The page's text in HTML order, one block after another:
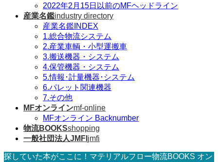
2022年2月15日以前のMFヘッドライン
産業名鑑industry directory
産業名鑑INDEX
1.総合物流システム
2.産業車輌・小型運搬車
3.搬送機器・システム
4.保管機器・システム
5.情報･計量機器･システム
6.パレット関連機器
7.その他
MFオンラインmf-online
MFオンライン Backnumber
物流BOOKSshopping
一般社団法人JMFI jmfi
探していた本がここに！マテリアルフロー物流BOOKS オン